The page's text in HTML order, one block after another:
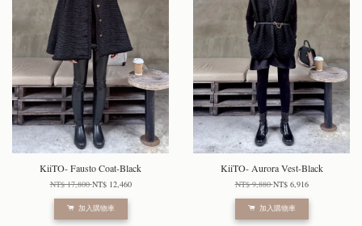
KiiTO- Fausto Coat-Black
NT$ 17,800NT$ 12,460
加入購物車
KiiTO- Aurora Vest-Black
NT$ 9,880NT$ 6,916
加入購物車